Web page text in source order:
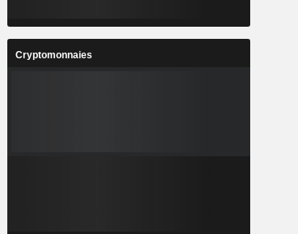
Cryptomonnaies